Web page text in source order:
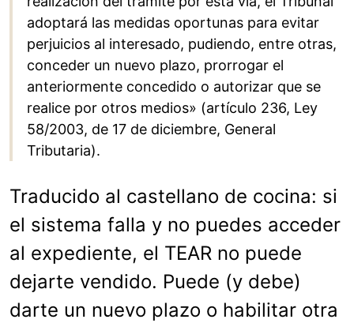
adoptará las medidas oportunas para evitar
perjuicios al interesado, pudiendo, entre otras,
conceder un nuevo plazo, prorrogar el
anteriormente concedido o autorizar que se
realice por otros medios» (artículo 236, Ley
58/2003, de 17 de diciembre, General
Tributaria).
Traducido al castellano de cocina: si
el sistema falla y no puedes acceder
al expediente, el TEAR no puede
dejarte vendido. Puede (y debe)
darte un nuevo plazo o habilitar otra